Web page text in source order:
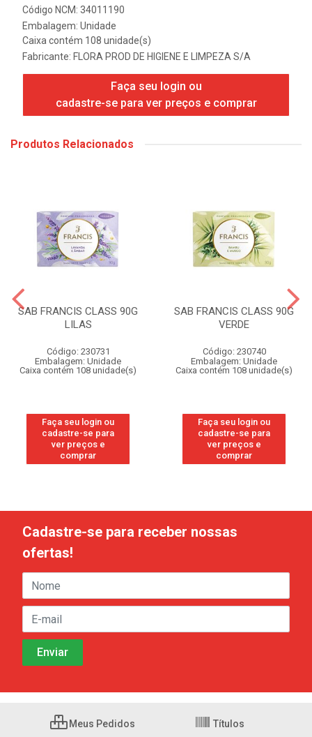
Código NCM: 34011190
Embalagem: Unidade
Caixa contém 108 unidade(s)
Fabricante: FLORA PROD DE HIGIENE E LIMPEZA S/A
Faça seu login ou
cadastre-se para ver preços e comprar
Produtos Relacionados
SAB FRANCIS CLASS 90G
LILAS
Código: 230731
Embalagem: Unidade
Caixa contém 108 unidade(s)
Faça seu login ou
cadastre-se para
ver preços e
comprar
SAB FRANCIS CLASS 90G
VERDE
Código: 230740
Embalagem: Unidade
Caixa contém 108 unidade(s)
Faça seu login ou
cadastre-se para
ver preços e
comprar
Cadastre-se para receber nossas
ofertas!
Meus Pedidos Títulos